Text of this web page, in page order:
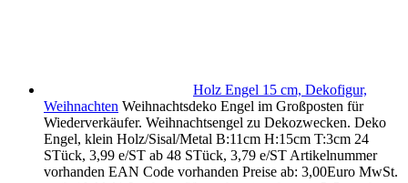
Holz Engel 15 cm, Dekofigur,
Weihnachten Weihnachtsdeko Engel im Großposten für
Wiederverkäufer. Weihnachtsengel zu Dekozwecken. Deko
Engel, klein Holz/Sisal/Metal B:11cm H:15cm T:3cm 24
STück, 3,99 e/ST ab 48 STück, 3,79 e/ST Artikelnummer
vorhanden EAN Code vorhanden Preise ab: 3,00Euro MwSt.